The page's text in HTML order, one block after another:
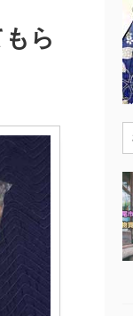
ら